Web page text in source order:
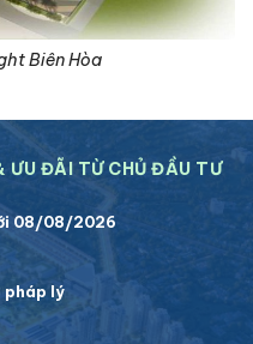
Biên Hòa
ƯU ĐÃI TỪ CHỦ ĐẦU TƯ
08/08/2026
pháp lý